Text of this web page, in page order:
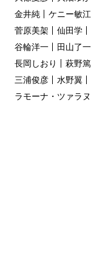
金井純
ケニー敏江
菅原美架
仙田学
谷輪洋一
田山了一
長岡しおり
萩野
三浦俊彦
水野翼
ラモーナ・ツァラヌ